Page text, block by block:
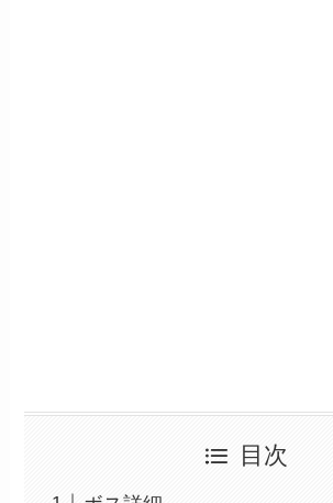
目次